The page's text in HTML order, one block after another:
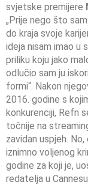
svjetske premijere
„Prije nego što
do kraja svoje
ideja nisam imao u
priliku koju jako
odlučio sam ju
formi“. Nakon
2016. godine s
konkurenciji, Refn
točnije na
zavidan uspjeh.
iznimno voljenog
godine za koji je,
redatelja u